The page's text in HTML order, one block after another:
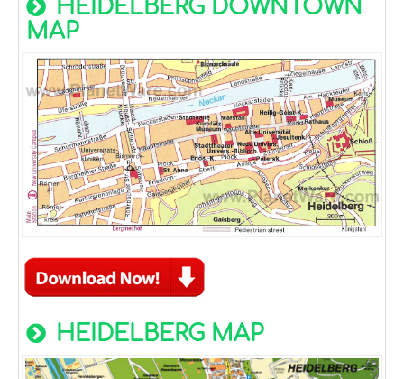
HEIDELBERG DOWNTOWN
MAP
HEIDELBERG MAP